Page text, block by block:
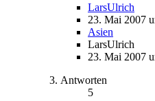
LarsUlrich
23. Mai 2007
Asien
LarsUlrich
23. Mai 2007
Antworten
5